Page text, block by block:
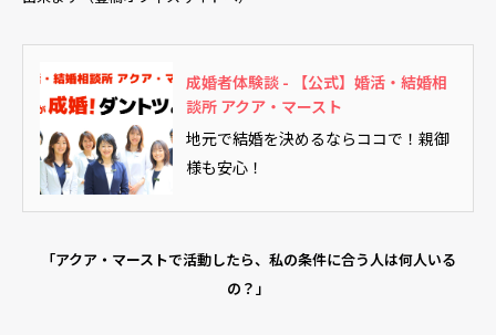
成婚者体験談 - 【公式】婚活・結婚相
談所 アクア・マースト
地元で結婚を決めるならココで！親御
様も安心！
「アクア・マーストで活動したら、私の条件に合う人は何人いる
の？」